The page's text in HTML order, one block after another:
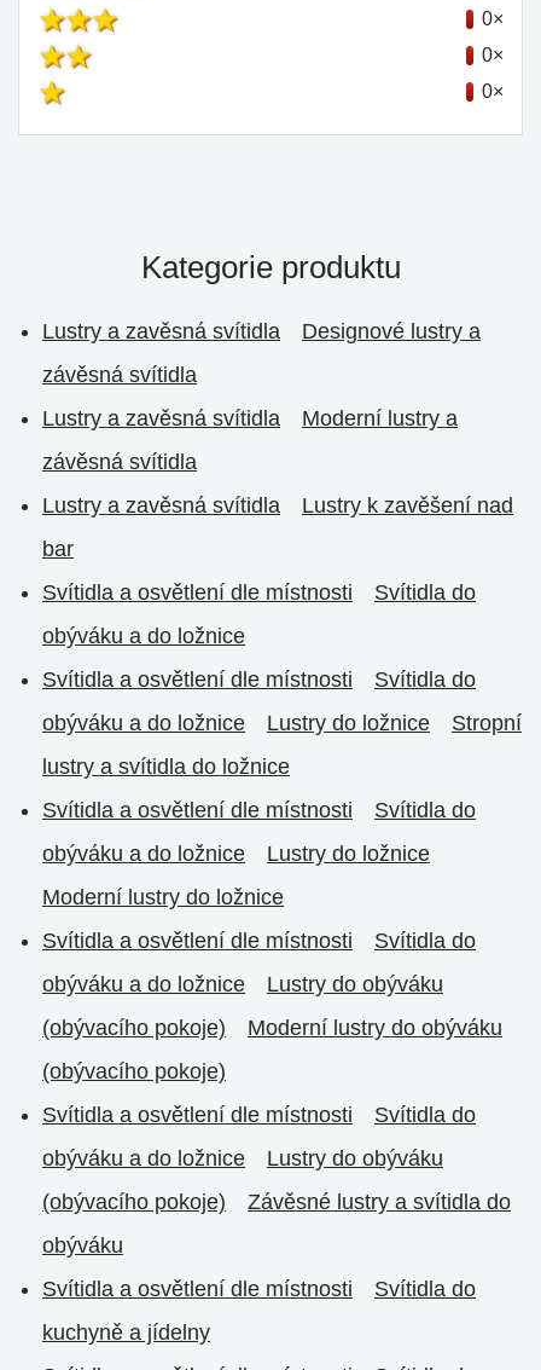
0×
0×
0×
Kategorie produktu
Lustry a zavěsná svítidla
Designové lustry a
závěsná svítidla
Lustry a zavěsná svítidla
Moderní lustry a
závěsná svítidla
Lustry a zavěsná svítidla
Lustry k zavěšení nad
bar
Svítidla a osvětlení dle místnosti
Svítidla do
obýváku a do ložnice
Svítidla a osvětlení dle místnosti
Svítidla do
obýváku a do ložnice
Lustry do ložnice
Stropní
lustry a svítidla do ložnice
Svítidla a osvětlení dle místnosti
Svítidla do
obýváku a do ložnice
Lustry do ložnice
Moderní lustry do ložnice
Svítidla a osvětlení dle místnosti
Svítidla do
obýváku a do ložnice
Lustry do obýváku
(obývacího pokoje)
Moderní lustry do obýváku
(obývacího pokoje)
Svítidla a osvětlení dle místnosti
Svítidla do
obýváku a do ložnice
Lustry do obýváku
(obývacího pokoje)
Závěsné lustry a svítidla do
obýváku
Svítidla a osvětlení dle místnosti
Svítidla do
kuchyně a jídelny